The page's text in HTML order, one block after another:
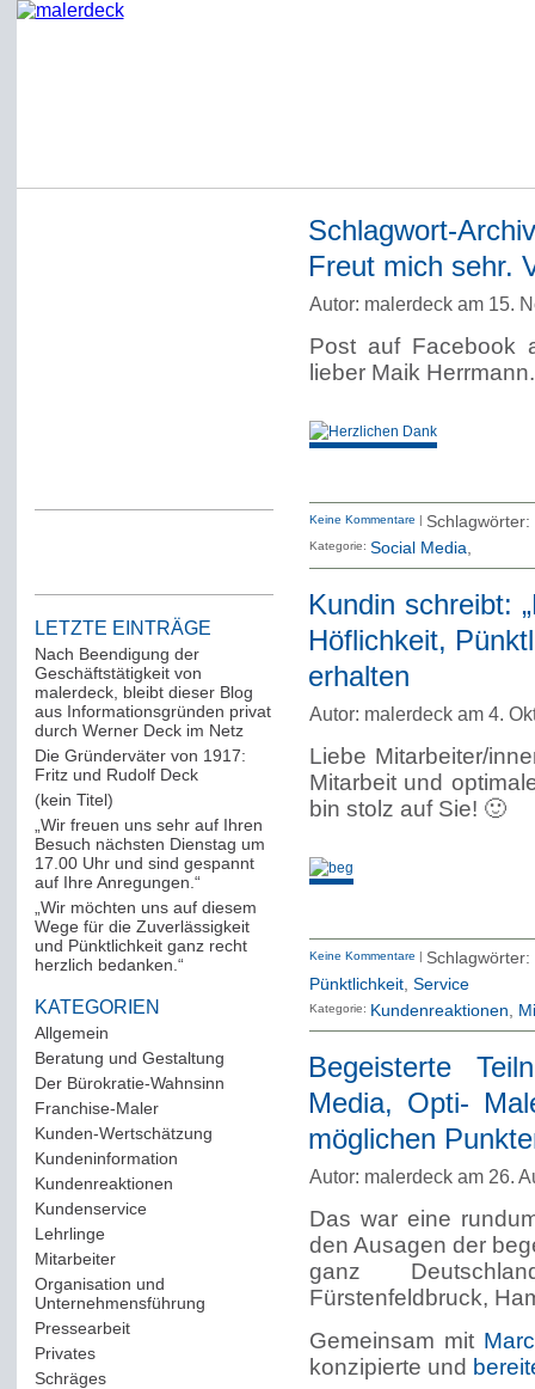
LETZTE EINTRÄGE
Nach Beendigung der
Geschäftstätigkeit von
malerdeck, bleibt dieser Blog
aus Informationsgründen privat
durch Werner Deck im Netz
Die Gründerväter von 1917:
Fritz und Rudolf Deck
(kein Titel)
„Wir freuen uns sehr auf Ihren
Besuch nächsten Dienstag um
17.00 Uhr und sind gespannt
auf Ihre Anregungen.“
„Wir möchten uns auf diesem
Wege für die Zuverlässigkeit
und Pünktlichkeit ganz recht
herzlich bedanken.“
KATEGORIEN
Allgemein
Beratung und Gestaltung
Der Bürokratie-Wahnsinn
Franchise-Maler(42)
Kunden-Wertschätzung
Kundeninformation
Kundenreaktionen
Kundenservice(178)
Lehrlinge(54)
Mitarbeiter(163)
Organisation und
Unternehmensführung
Pressearbeit(12)
Privates(193)
Schräges(161)
Schlagwort-
Freut mich sehr.
Autor: malerdeck am 15.
Post auf Facebook
lieber Maik Herrmann.
Keine Kommentare | Schlagwörter:
Kategorie: Social Media
Kundin schreibt:
Höflichkeit,
erhalten
Autor: malerdeck am 4.
Liebe Mitarbeiter/
Mitarbeit und
bin stolz auf Sie! 🙂
Keine Kommentare |
Pünktlichkeit, Service
Kategorie: Kundenreaktionen
Begeisterte
Media, Opti-
möglichen
Autor: malerdeck am 26.
Das war eine
den Ausagen der
ganz
Fürstenfeldbruck,
Gemeinsam mit
konzipierte und